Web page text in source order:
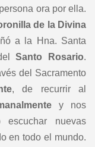
ora por ella.
de la Divina
a la Hna. Santa
Santo Rosario.
del Sacramento
, de recurrir al
y nos
nuevas
en todo el mundo.